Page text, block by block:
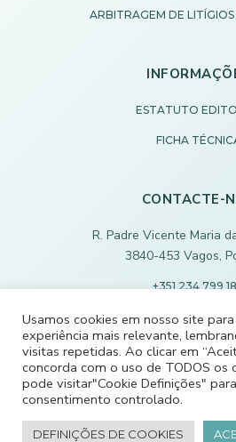
ARBITRAGEM DE LITÍGIOS
ESTATUTO
FICHA
CONTACTE-
R. Padre Vicente Maria
3840-453 Vagos,
+351 234 799
CONTACTE-
Usamos cookies em nosso site
experiência mais relevante,
visitas repetidas. Ao clicar em
concorda com o uso de TODOS os
pode visitar"Cookie Definições"
consentimento controlado.
DEFINIÇÕES DE COOKIES